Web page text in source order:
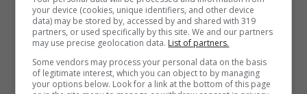
your device (cookies, unique identifiers, and other device
data) may be stored by, accessed by and shared with 319
partners, or used specifically by this site. We and our partners
may use precise geolocation data. List of partners.
Some vendors may process your personal data on the basis
of legitimate interest, which you can object to by managing
your options below. Look for a link at the bottom of this page